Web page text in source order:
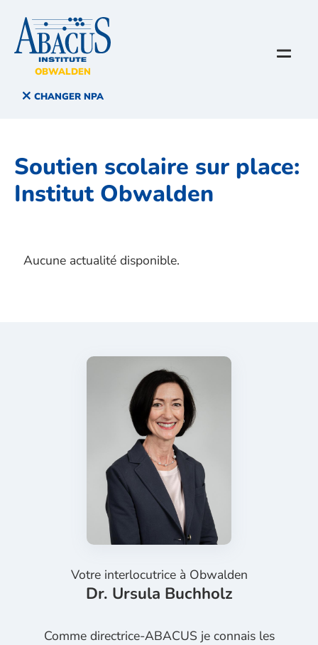
OBWALDEN
CHANGER NPA
Soutien scolaire sur place:
Institut Obwalden
Aucune actualité disponible.
Votre interlocutrice à Obwalden
Dr. Ursula Buchholz
Comme directrice-ABACUS je connais les